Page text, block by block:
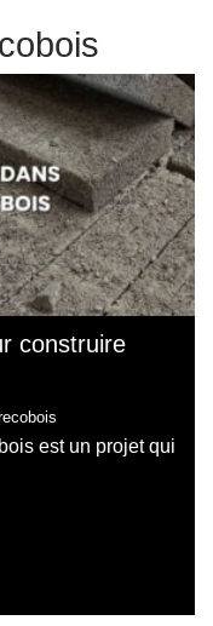
construire
est un projet qui